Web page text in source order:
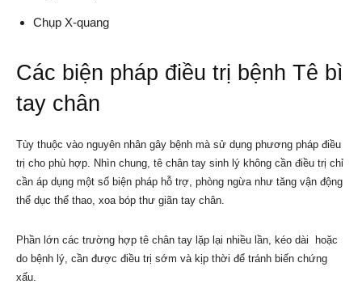
Chụp X-quang
Các biện pháp điều trị bệnh Tê bì
tay chân
Tùy thuộc vào nguyên nhân gây bệnh mà sử dụng phương pháp điều
trị cho phù hợp. Nhìn chung, tê chân tay sinh lý không cần điều trị chỉ
cần áp dụng một số biện pháp hỗ trợ, phòng ngừa như tăng vận động
thể dục thể thao, xoa bóp thư giãn tay chân.
Phần lớn các trường hợp tê chân tay lặp lại nhiều lần, kéo dài hoặc
do bệnh lý, cần được điều trị sớm và kịp thời để tránh biến chứng
xấu.